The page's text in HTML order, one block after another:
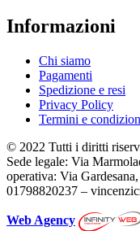
Informazioni
Chi siamo
Pagamenti
Spedizione e resi
Privacy Policy
Termini e
© 2022 Tutti i diritti
Sede legale: Via
operativa: Via
01798820237 –
Web Agency